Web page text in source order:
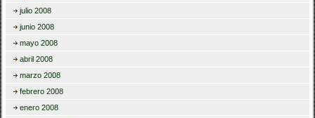
julio 2008
junio 2008
mayo 2008
abril 2008
marzo 2008
febrero 2008
enero 2008